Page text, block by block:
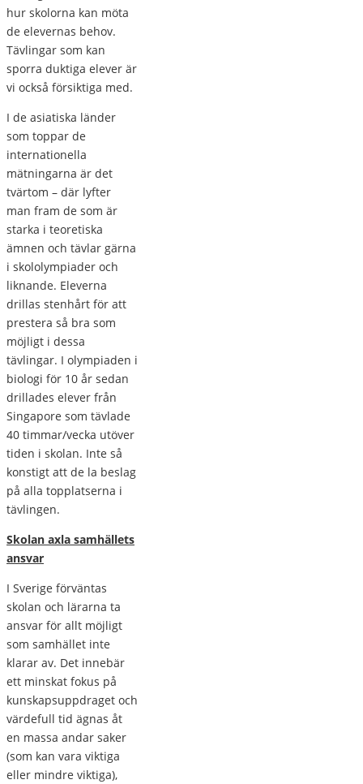
hur skolorna kan möta
de elevernas behov.
Tävlingar som kan
sporra duktiga elever är
vi också försiktiga med.
I de asiatiska länder
som toppar de
internationella
mätningarna är det
tvärtom – där lyfter
man fram de som är
starka i teoretiska
ämnen och tävlar gärna
i skololympiader och
liknande. Eleverna
drillas stenhårt för att
prestera så bra som
möjligt i dessa
tävlingar. I olympiaden i
biologi för 10 år sedan
drillades elever från
Singapore som tävlade
40 timmar/vecka utöver
tiden i skolan. Inte så
konstigt att de la beslag
på alla topplatserna i
tävlingen.
Skolan axla samhällets
ansvar
I Sverige förväntas
skolan och lärarna ta
ansvar för allt möjligt
som samhället inte
klarar av. Det innebär
ett minskat fokus på
kunskapsuppdraget och
värdefull tid ägnas åt
en massa andar saker
(som kan vara viktiga
eller mindre viktiga),